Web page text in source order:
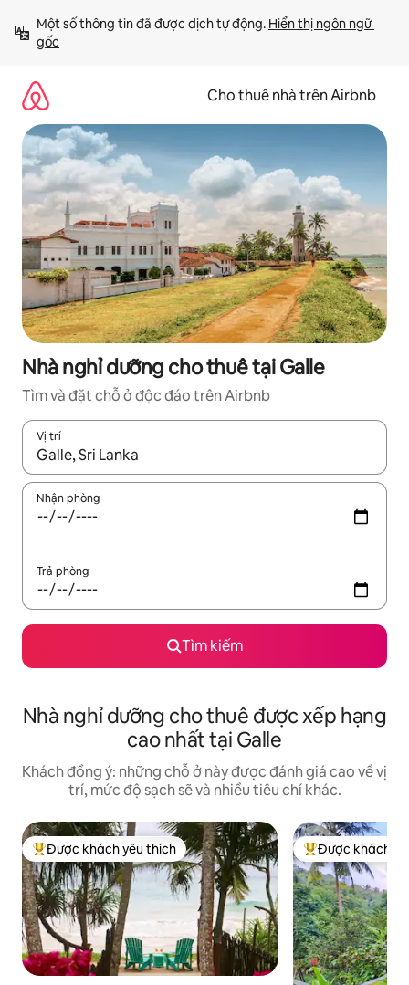
đến
Một số thông tin đã được dịch tự động. Hiển thị ngôn ngữ
gốc
Cho thuê nhà trên Airbnb
Nhà nghỉ dưỡng cho thuê tại Galle
Tìm và đặt chỗ ở độc đáo trên Airbnb
Vị trí
Khi có kết quả, hãy điều hướng bằng phím mũi tên lên và
Nhận phòng
Trả phòng
Tìm kiếm
Nhà nghỉ dưỡng cho thuê được xếp hạng
cao nhất tại Galle
Khách đồng ý: những chỗ ở này được đánh giá cao về vị
trí, mức độ sạch sẽ và nhiều tiêu chí khác.
Được khách yêu thích nhất
Được khách yêu thích Được khách yêu
Được khách